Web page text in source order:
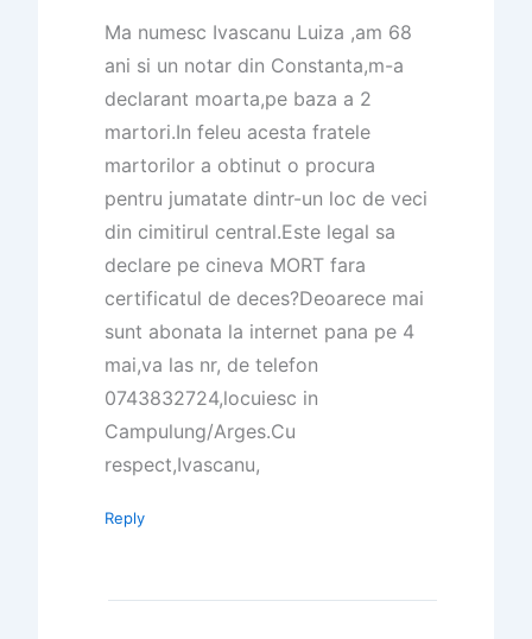
Ma numesc Ivascanu Luiza ,am 68
ani si un notar din Constanta,m-a
declarant moarta,pe baza a 2
martori.In feleu acesta fratele
martorilor a obtinut o procura
pentru jumatate dintr-un loc de veci
din cimitirul central.Este legal sa
declare pe cineva MORT fara
certificatul de deces?Deoarece mai
sunt abonata la internet pana pe 4
mai,va las nr, de telefon
0743832724,locuiesc in
Campulung/Arges.Cu
respect,Ivascanu,
Reply